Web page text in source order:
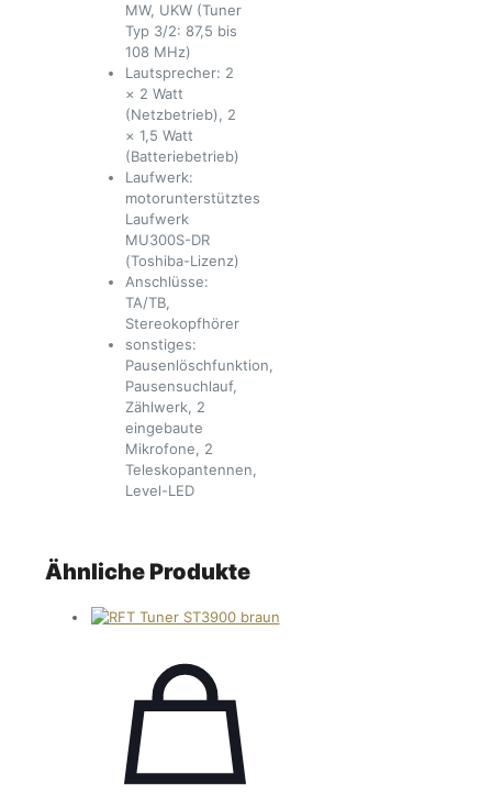
MW, UKW (Tuner
Typ 3/2: 87,5 bis
108 MHz)
Lautsprecher: 2
× 2 Watt
(Netzbetrieb), 2
× 1,5 Watt
(Batteriebetrieb)
Laufwerk:
motorunterstütztes
Laufwerk
MU300S-DR
(Toshiba-Lizenz)
Anschlüsse:
TA/TB,
Stereokopfhörer
sonstiges:
Pausenlöschfunktion,
Pausensuchlauf,
Zählwerk, 2
eingebaute
Mikrofone, 2
Teleskopantennen,
Level-LED
Ähnliche Produkte